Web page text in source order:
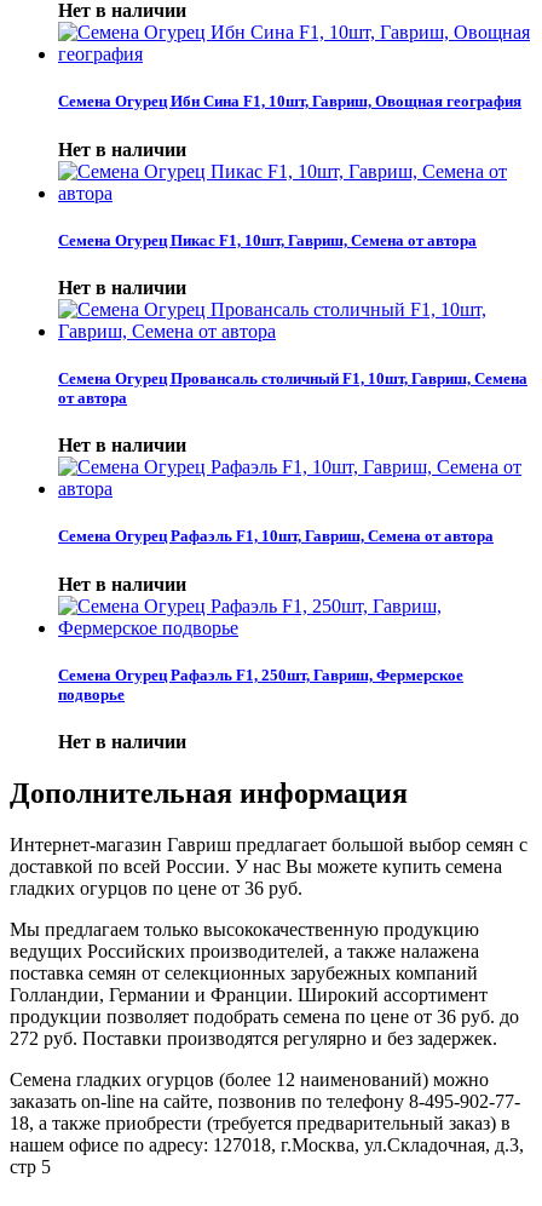
Нет в наличии
Семена Огурец Ибн Сина F1, 10шт, Гавриш, Овощная география
Нет в наличии
Семена Огурец Пикас F1, 10шт, Гавриш, Семена от автора
Нет в наличии
Семена Огурец Провансаль столичный F1, 10шт, Гавриш, Семена
от автора
Нет в наличии
Семена Огурец Рафаэль F1, 10шт, Гавриш, Семена от автора
Нет в наличии
Семена Огурец Рафаэль F1, 250шт, Гавриш, Фермерское
подворье
Нет в наличии
Дополнительная информация
Интернет-магазин Гавриш предлагает большой выбор семян с
доставкой по всей России. У нас Вы можете купить семена
гладких огурцов по цене от 36 руб.
Мы предлагаем только высококачественную продукцию
ведущих Российских производителей, а также налажена
поставка семян от селекционных зарубежных компаний
Голландии, Германии и Франции. Широкий ассортимент
продукции позволяет подобрать семена по цене от 36 руб. до
272 руб. Поставки производятся регулярно и без задержек.
Семена гладких огурцов (более 12 наименований) можно
заказать on-line на сайте, позвонив по телефону 8-495-902-77-
18, а также приобрести (требуется предварительный заказ) в
нашем офисе по адресу: 127018, г.Москва, ул.Складочная, д.3,
стр 5